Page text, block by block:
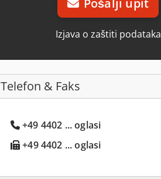
Pošalji upit
Izjava o zaštiti podataka
Telefon & Faks
+49 4402 ... oglasi
+49 4402 ... oglasi